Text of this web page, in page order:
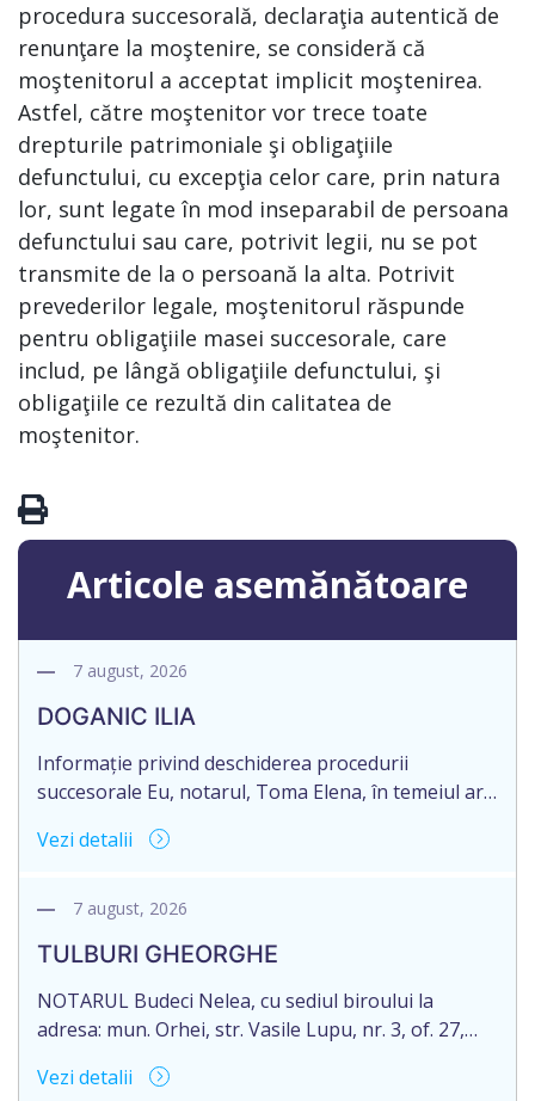
procedura succesorală, declaraţia autentică de
renunţare la moştenire, se consideră că
moştenitorul a acceptat implicit moştenirea.
Astfel, către moştenitor vor trece toate
drepturile patrimoniale şi obligaţiile
defunctului, cu excepţia celor care, prin natura
lor, sunt legate în mod inseparabil de persoana
defunctului sau care, potrivit legii, nu se pot
transmite de la o persoană la alta. Potrivit
prevederilor legale, moştenitorul răspunde
pentru obligaţiile masei succesorale, care
includ, pe lângă obligaţiile defunctului, şi
obligaţiile ce rezultă din calitatea de
moştenitor.
Articole asemănătoare
7 august, 2026
DOGANIC ILIA
Informație privind deschiderea procedurii
succesorale Eu, notarul, Toma Elena, în temeiul art.
notific Moștenitorii/ persoană care are un interes
notariale în urma decesului cet. DOGANIC ILIA,
2007040006216. Eliberarea certificatului de
moștenitor este planificată în prealabil pentru […]
Vezi detalii
7 august, 2026
TULBURI GHEORGHE
NOTARUL Budeci Nelea, cu sediul biroului la
adresa: mun. Orhei, str. Vasile Lupu, nr. 3, of. 27,
în urma decesului cet. TULBURI GHEORGHE,
Vezi detalii